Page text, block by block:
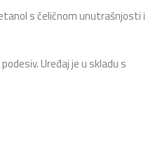
s čeličnom unutrašnjosti i
Uređaj je u skladu s